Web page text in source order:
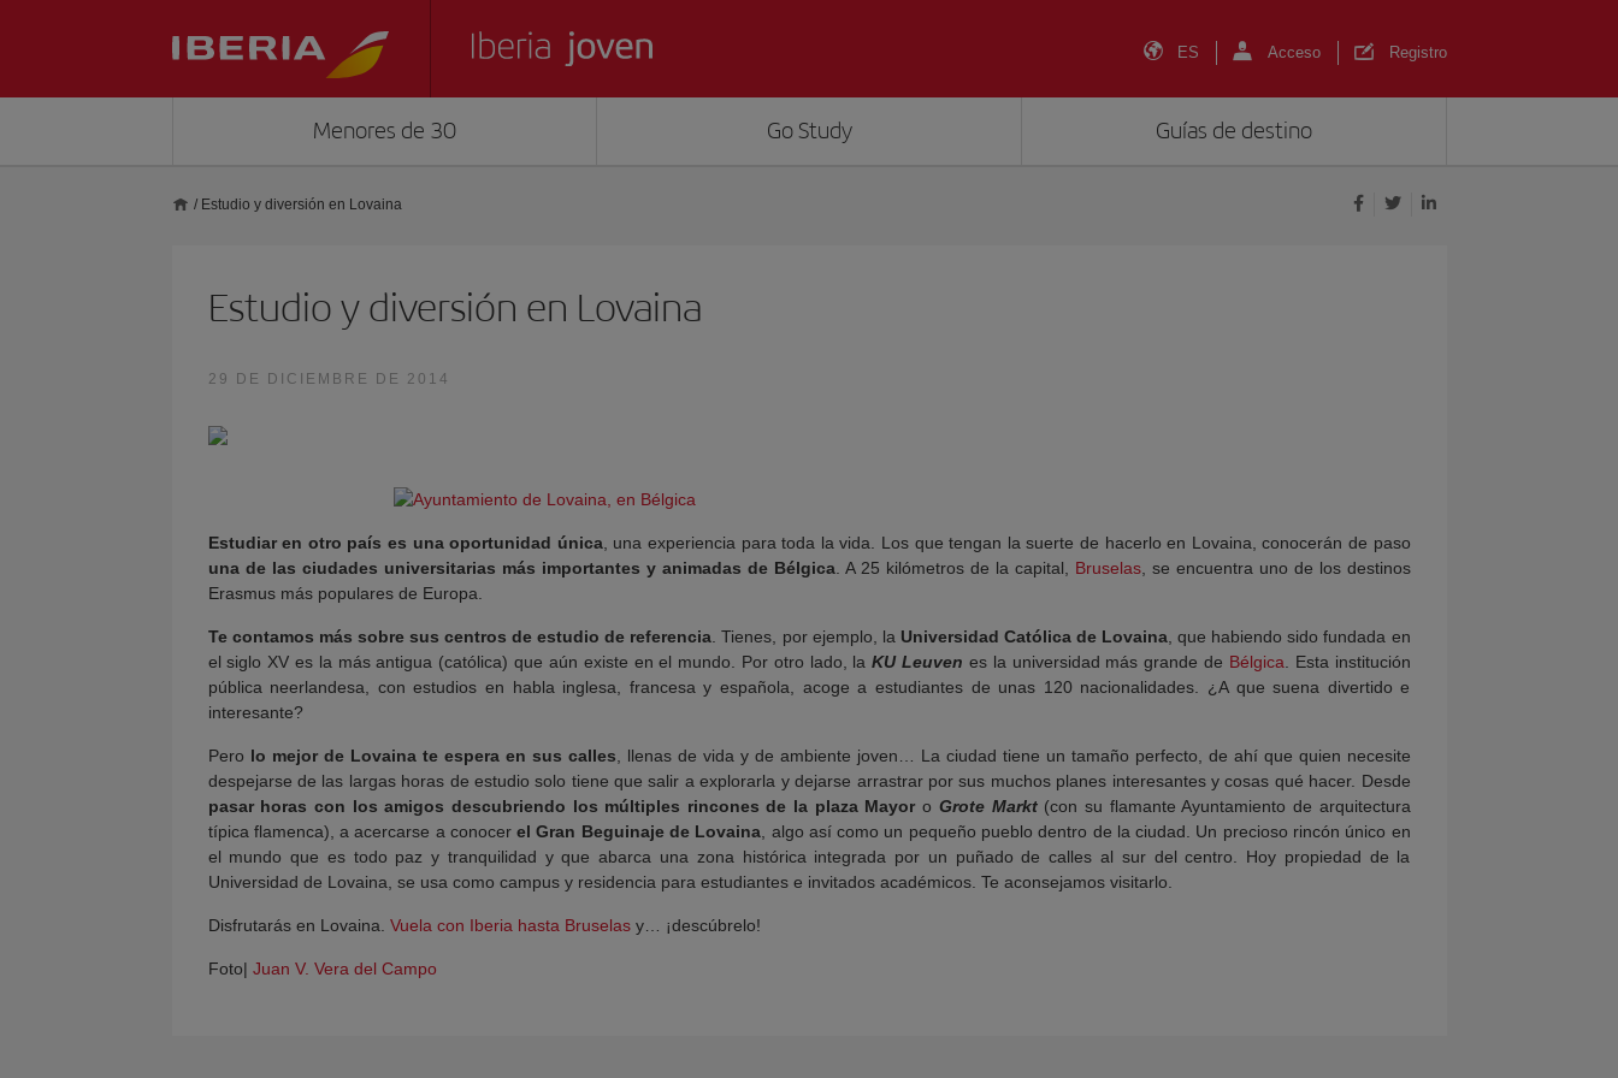
ES Acceso Registro
Menores de 30 Go Study Guías de destino
/ Estudio y diversión en Lovaina
Estudio y diversión en Lovaina
29 DE DICIEMBRE DE 2014
Estudiar en otro país es una oportunidad única, una experiencia para toda la vida. Los que tengan la suerte de hacerlo en Lovaina, conocerán de paso
una de las ciudades universitarias más importantes y animadas de Bélgica. A 25 kilómetros de la capital, Bruselas, se encuentra uno de los destinos
Erasmus más populares de Europa.
Te contamos más sobre sus centros de estudio de referencia . Tienes, por ejemplo, la Universidad Católica de Lovaina , que habiendo sido fundada en
el siglo XV es la más antigua (católica) que aún existe en el mundo. Por otro lado, laKU Leuven es la universidad más grande de Bélgica . Esta institución
pública neerlandesa, con estudios en habla inglesa, francesa y española, acoge a estudiantes de unas 120 nacionalidades. ¿A que suena divertido e
interesante?
Pero lo mejor de Lovaina te espera en sus calles , llenas de vida y de ambiente joven… La ciudad tiene un tamaño perfecto, de ahí que quien necesite
despejarse de las largas horas de estudio solo tiene que salir a explorarla y dejarse arrastrar por sus muchos planes interesantes y cosas qué hacer. Desde
pasar horas con los amigos descubriendo los múltiples rincones de la plaza Mayor o Grote Markt(con su flamante Ayuntamiento de arquitectura
típica flamenca), a acercarse a conocerel Gran Beguinaje de Lovaina , algo así como un pequeño pueblo dentro de la ciudad. Un precioso rincón único en
el mundo que es todo paz y tranquilidad y que abarca una zona histórica integrada por un puñado de calles al sur del centro. Hoy propiedad de la
Universidad de Lovaina, se usa como campus y residencia para estudiantes e invitados académicos. Te aconsejamos visitarlo.
Disfrutarás en Lovaina. Vuela con Iberia hasta Bruselasy… ¡descúbrelo!
Foto| Juan V. Vera del Campo